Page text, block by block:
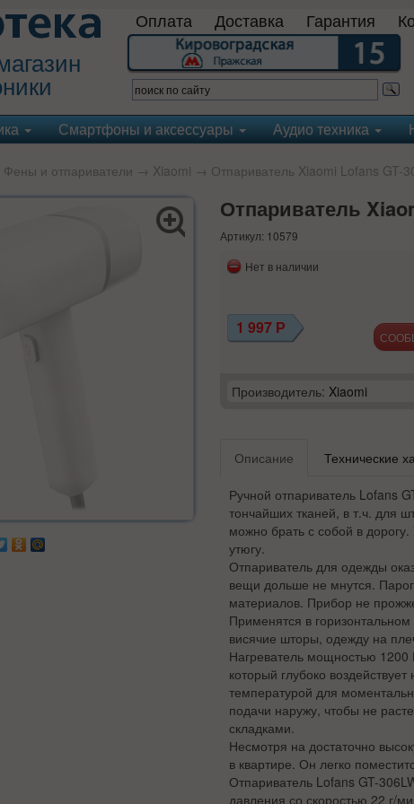
Оплата Доставка Гарантия
Смартфоны и аксессуары Аудио техника
Фены и отпариватели → Xiaomi → Отпариватель Xiaomi Lofans GT-
Отпариватель
Артикул: 10579
Нет в наличии
1 997 Р
Производитель: Xiaomi
Описание Технические
Ручной отпариватель Lofans
тончайших тканей, в т.ч. для
можно брать с собой в
утюгу.
Отпариватель для одежды
вещи дольше не мнутся.
материалов. Прибор не
Применятся в
висячие шторы, одежду на
Нагреватель мощностью 1200
который глубоко
температурой для
подачи наружу, чтобы не
складками.
Несмотря на достаточно
в квартире. Он легко
Отпариватель Lofans GT-
давления со скоростью 22 г/